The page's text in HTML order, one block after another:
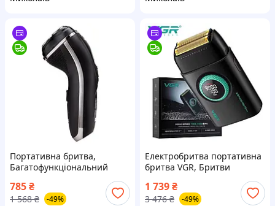
Портативна бритва,
Багатофункціональний
волосся і бороди, Бритва
для сухого гоління ZQ-10
785₴
1 568 ₴ -49%
Електробритва портативна
бритва VGR, Бритви
сіткова професійна HT-33
1 739₴
3 476 ₴ -49%